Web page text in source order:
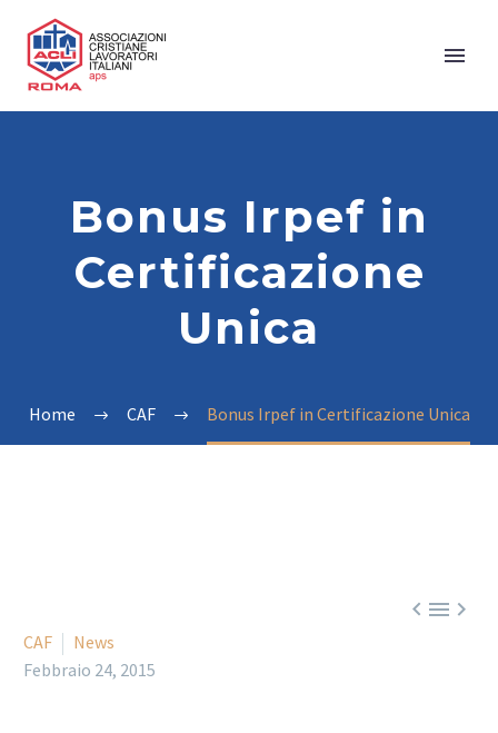
Bonus Irpef in
Certificazione
Unica
Home CAF Bonus Irpef in Certificazione Unica

CAF
News
Febbraio 24, 2015